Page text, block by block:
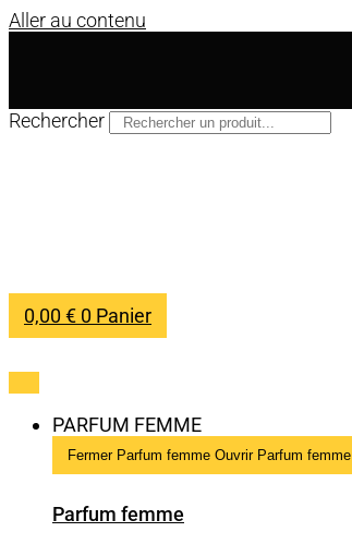
Aller au contenu
Rechercher
0,00€ 0 Panier
PARFUM FEMME
Fermer Parfum femme Ouvrir Parfum femme
Parfum femme